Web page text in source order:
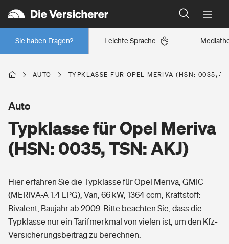
Leichte Sprache
Sie haben Fragen?
Wer versichert was: Jetzt Versicherer finden
Regionalklassen: So ist Ihre Region eingestuft
Wer versichert was: Jetzt Versicherer finden
Berufsunfähigkeitsversicherung
Erwerbsunfähigkeitsversicherung
Grundfähigkeitsversicherung
Arbeitsrechtsschutz
Berufshaftpflichtversicherung
Wohnen
Elementarversicherung
Freizeit
Pri­vate Haft­pflicht­
Gesundheit
AUTO TYPKLASSE FÜR OPEL MERIVA (HSN: 0035,
Typklasse für Opel Meriva
(HSN: 0035, TSN: AKJ)
Auto
Hier erfahren Sie die Typklasse für Opel Meriva, GMIC
(MERIVA-A 1.4 LPG), Van, 66 kW, 1364 ccm, Kraftstoff:
Bivalent, Baujahr ab 2009. Bitte beachten Sie, dass die
Typklasse nur ein Tarifmerkmal von vielen ist, um den Kfz-
Versicherungsbeitrag zu berechnen.